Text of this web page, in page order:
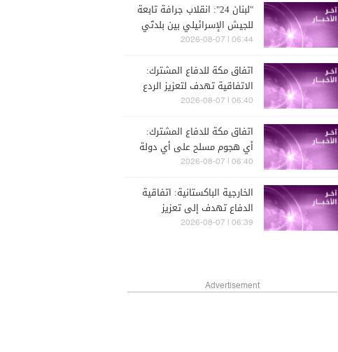
"لبنان 24": انقلاب جرافة تابعة
للجيش الإسرائيلي بين بلدتَي
زوطر الشرقية وزوطر الغربية
أن يستقدم جرافة ثانية
لسحبها
06:44 | 2026-08-07
اتفاق مكة للدفاع المشترك:
الاتفاقية تهدف لتعزيز الردع
الجماعي في مواجهة أي عمل
06:40 | 2026-08-07
اتفاق مكة للدفاع المشترك:
أي هجوم مسلح على أي دولة
يعد هجوما على الدول الثلاث
06:40 | 2026-08-07
الخارجية الباكستانية: اتفاقية
الدفاع تهدف إلى تعزيز
السلام والأمن والاستقرار في
06:39 | 2026-08-07
Advertisement